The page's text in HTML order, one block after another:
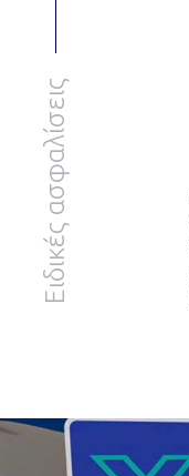
Ειδικές ασφαλίσεις